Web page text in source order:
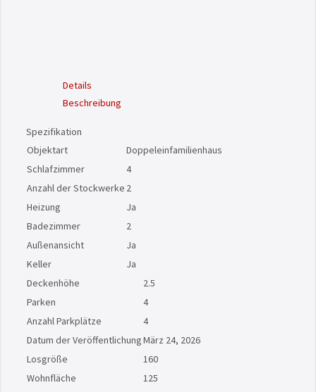
Details
Beschreibung
Spezifikation
Objektart
Doppeleinfamilienhaus
Schlafzimmer
4
Anzahl der Stockwerke 2
Heizung
Ja
Badezimmer
2
Außenansicht
Ja
Keller
Ja
Deckenhöhe
2.5
Parken
4
Anzahl Parkplätze
4
Datum der VeröffentlichungMärz 24, 2026
Losgröße
160
Wohnfläche
125